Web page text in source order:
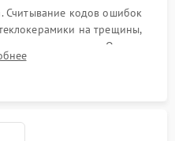
Считывание кодов ошибок
на трещины,
нагрева. Опрос
не видит посуду,